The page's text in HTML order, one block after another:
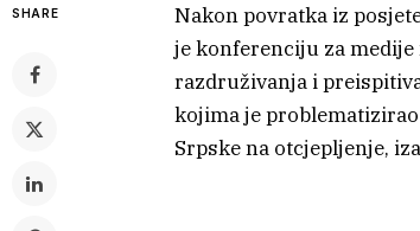
SHARE
Nakon povratka iz
je konferenciju za
razdruživanja i
kojima je
Srpske na otcjepljenje,